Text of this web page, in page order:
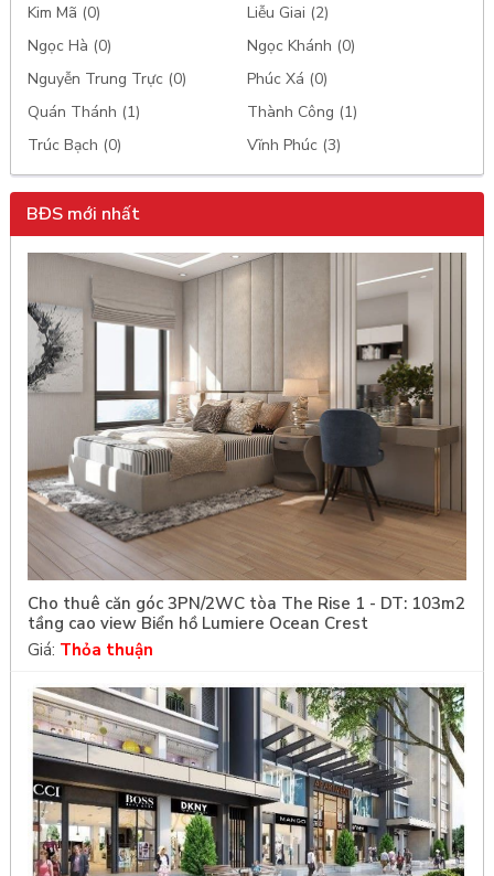
Kim Mã (0)
Liễu Giai (2)
Ngọc Hà (0)
Ngọc Khánh (0)
Nguyễn Trung Trực (0)
Phúc Xá (0)
Quán Thánh (1)
Thành Công (1)
Trúc Bạch (0)
Vĩnh Phúc (3)
BĐS mới nhất
Cho thuê căn góc 3PN/2WC tòa The Rise 1 - DT: 103m2
tầng cao view Biển hồ Lumiere Ocean Crest
Giá: Thỏa thuận